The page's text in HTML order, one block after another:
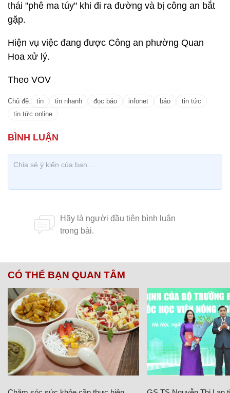
thái "phê ma túy" khi đi ra đường và bị công an bắt
gặp.
Hiện vụ việc đang được Công an phường Quan
Hoa xử lý.
Theo VOV
Chủ đề: tin tin nhanh đọc báo infonet báo
tin tức
tin tức online
CÓ THỂ BẠN QUAN TÂM